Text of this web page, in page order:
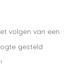
volgen van een
gesteld